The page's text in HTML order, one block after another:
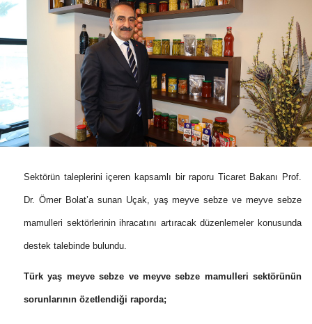
Sektörün taleplerini içeren kapsamlı bir raporu Ticaret Bakanı Prof.
Dr. Ömer Bolat’a sunan Uçak, yaş meyve sebze ve meyve sebze
mamulleri sektörlerinin ihracatını artıracak düzenlemeler konusunda
destek talebinde bulundu.
Türk yaş meyve sebze ve meyve sebze mamulleri sektörünün
sorunlarının özetlendiği raporda;